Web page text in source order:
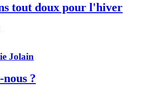
tout doux pour l'hiver
Jolain
nous ?